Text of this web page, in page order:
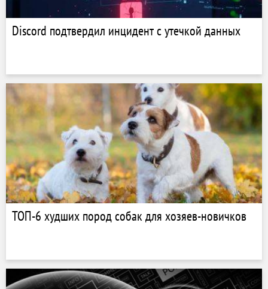
Discord подтвердил инцидент с утечкой данных
ТОП-6 худших пород собак для хозяев-новичков